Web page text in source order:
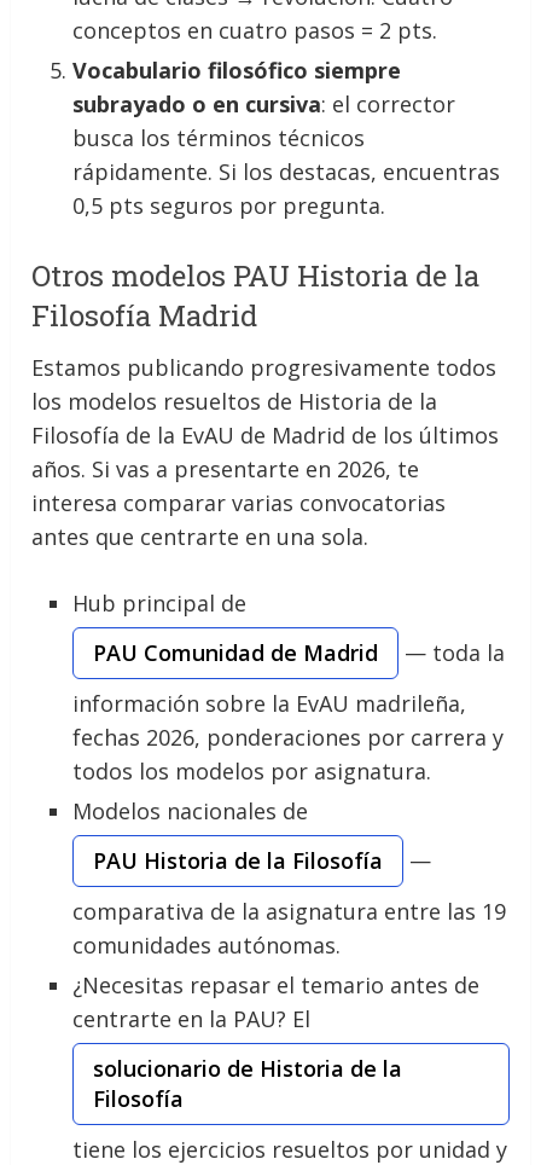
conceptos en cuatro pasos = 2 pts.
Vocabulario filosófico siempre
subrayado o en cursiva: el corrector
busca los términos técnicos
rápidamente. Si los destacas, encuentras
0,5 pts seguros por pregunta.
Otros modelos PAU Historia de la
Filosofía Madrid
Estamos publicando progresivamente todos
los modelos resueltos de Historia de la
Filosofía de la EvAU de Madrid de los últimos
años. Si vas a presentarte en 2026, te
interesa comparar varias convocatorias
antes que centrarte en una sola.
Hub principal de
PAU Comunidad de Madrid
— toda la
información sobre la EvAU madrileña,
fechas 2026, ponderaciones por carrera y
todos los modelos por asignatura.
Modelos nacionales de
PAU Historia de la Filosofía
—
comparativa de la asignatura entre las 19
comunidades autónomas.
¿Necesitas repasar el temario antes de
centrarte en la PAU? El
solucionario de Historia de la
Filosofía
tiene los ejercicios resueltos por unidad y